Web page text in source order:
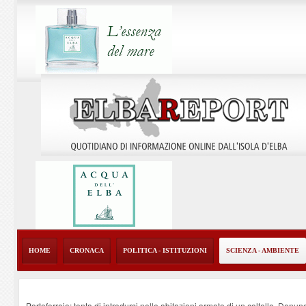
HOME CRONACA POLITICA - ISTITUZIONI SCIENZA - AMBIENTE